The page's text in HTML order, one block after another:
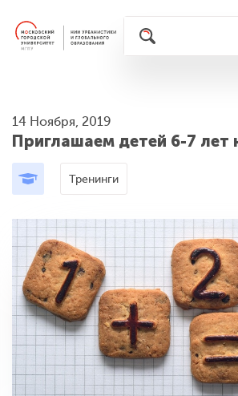
14 Ноября, 2019
Приглашаем детей 6-7 лет
Тренинги